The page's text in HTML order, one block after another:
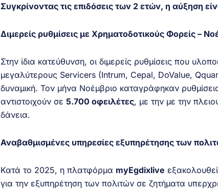
Συγκρίνοντας τις επιδόσεις των 2 ετών, η αύξηση
Διμερείς ρυθμίσεις με Χρηματοδοτικούς Φορείς –
Στην ίδια κατεύθυνση, οι διμερείς ρυθμίσεις που
μεγαλύτερους Servicers (Intrum, Cepal, DoValue,
δυναμική. Τον μήνα Νοέμβριο καταγράφηκαν
αντιστοιχούν σε 5.700 οφειλέτες, με την με την
δάνεια.
Αναβαθμισμένες υπηρεσίες εξυπηρέτησης των
Κατά το 2025, η πλατφόρμα myEgdixlive
για την εξυπηρέτηση των πολιτών σε ζητήματα